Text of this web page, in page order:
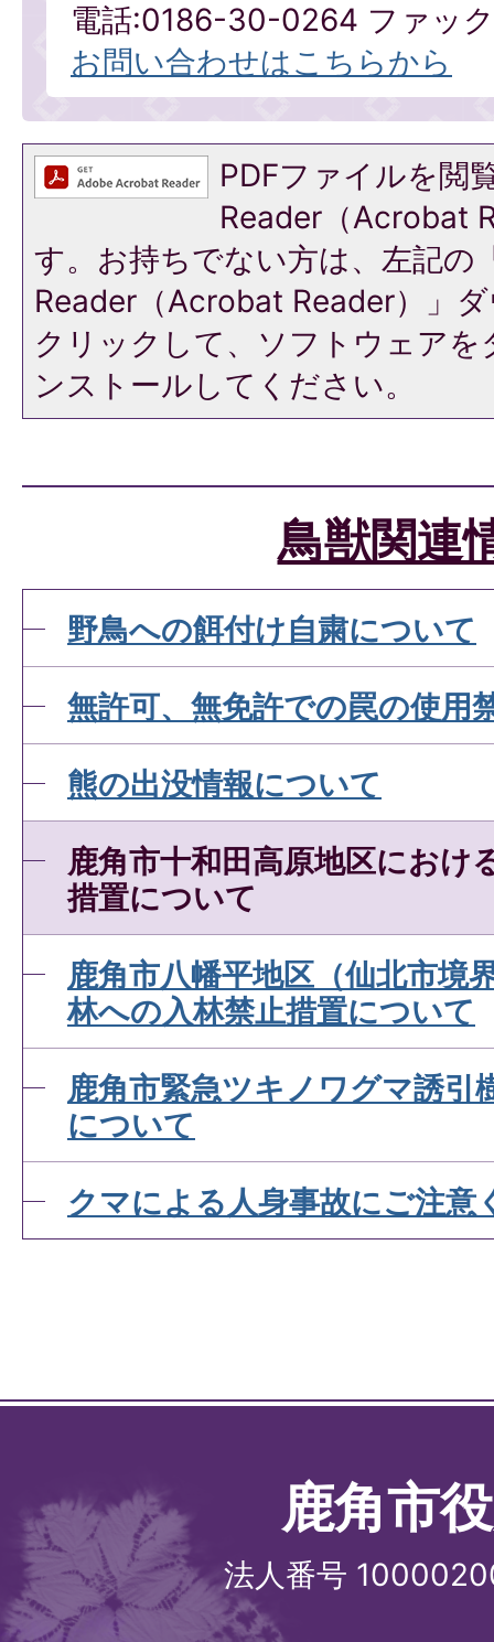
電話:0186-30-0264 ファッ
お問い合わせはこちらから
PDFファイルを閲
Reader（Acrobat
す。お持ちでない方は、左記の
Reader（Acrobat Reader）」
クリックして、ソフトウェア
ンストールしてください。
鳥獣関連
野鳥への餌付け自粛について
無許可、無免許での罠の使用
熊の出没情報について
鹿角市十和田高原地区におけ
措置について
鹿角市八幡平地区（仙北市境
林への入林禁止措置について
鹿角市緊急ツキノワグマ誘引
について
クマによる人身事故にご注意
鹿角市
法人番号